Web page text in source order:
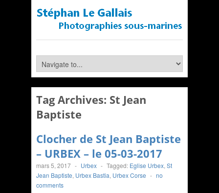
Tag Archives: St Jean
Baptiste
Clocher de St Jean Baptiste
– URBEX – le 05-03-2017
mars 5, 2017 - Urbex - Tagged: Eglise Urbex, St
Jean Baptiste, Urbex Bastia, Urbex Corse - no
comments